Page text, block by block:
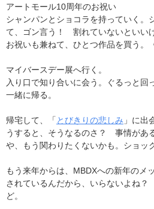
アートモール10周年のお祝い
シャンパンとショコラを持っていく。
て、ゴン言う！ 割れていないといいけ
お祝いも兼ねて、ひとつ作品を買う。
マイバースデー展へ行く。
入り口で知り合いに会う。ぐるっと回
一緒に帰る。
帰宅して、「 とびきりの悲しみ 」に出
うすると、そうなるのさ？ 事情があ
や、もう関わりたくないかも。ショッ
もう来年からは、MBDXへの新年のメ
されているんだから、いらないよね
ど。